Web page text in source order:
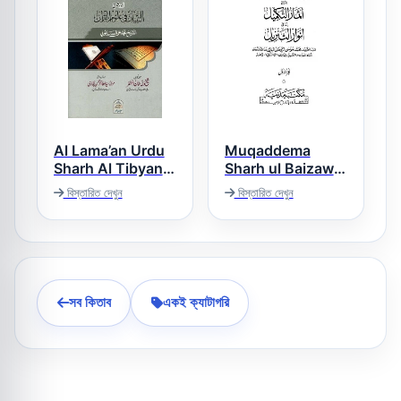
Al Lama’an Urdu
Sharh Al Tibyan
اللمعان اردو شرح
التبیان فی علوم
القرآن
বিস্তারিত দেখুন
Muqaddema
Sharh ul Baizawi
Urdu مقدمہ شرح
البیضاوی اردو
বিস্তারিত দেখুন
সব কিতাব একই ক্যাটাগরি